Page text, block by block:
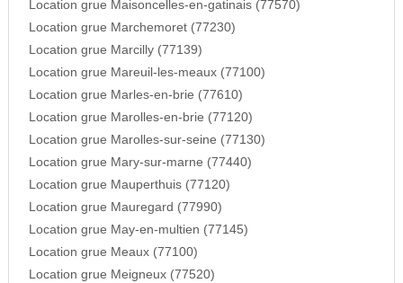
Location grue Maisoncelles-en-gatinais (77570)
Location grue Marchemoret (77230)
Location grue Marcilly (77139)
Location grue Mareuil-les-meaux (77100)
Location grue Marles-en-brie (77610)
Location grue Marolles-en-brie (77120)
Location grue Marolles-sur-seine (77130)
Location grue Mary-sur-marne (77440)
Location grue Mauperthuis (77120)
Location grue Mauregard (77990)
Location grue May-en-multien (77145)
Location grue Meaux (77100)
Location grue Meigneux (77520)